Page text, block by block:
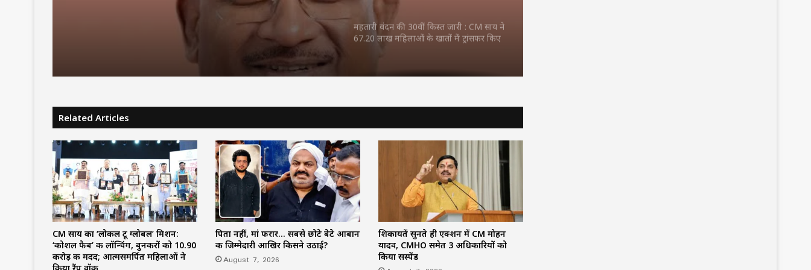
Youth Conclave में होंगे शामिल,
जानें पूरा शेड्यूल…
महतारी वंदन की 30वीं किस्त जारी : CM साय ने
67.20 लाख महिलाओं के खातों में ट्रांसफर किए
हुनर, मुख्यमंत्री साय ने जमकर सराहा
प्रेमी : वीडियो कॉल के फोटो-वीडियो इंस्टाग्राम पर
किए वायरल, गिरफ्तार
CM TODAY SCHEDULE: CM विष्णुदेव साय
दोपहर में ‘सेन शक्ति सम्मेलन’, शाम को देश के
बड़े Youth Conclave में होंगे शामिल, जानें
पूरा शेड्यूल…
आज का राशिफल: कन्या-कुंभ वालों के खुलेंगे
तरक्की के रास्ते, मिथुन-धनु को मेहनत का फल,
Related Articles
CM साय का ‘लोकल टू ग्लोबल’ मिशन:
‘कोशल फैब’ की लॉन्चिंग, बुनकरों को 10.90
करोड़ की मदद; आत्मसमर्पित महिलाओं ने
पिता नहीं, मां फरार… सबसे छोटे बेटे आबान
की जिम्मेदारी आखिर किसने उठाई?
August 7, 2026
शिकायतें सुनते ही एक्शन में CM मोहन
यादव, CMHO समेत 3 अधिकारियों को
किया सस्पेंड